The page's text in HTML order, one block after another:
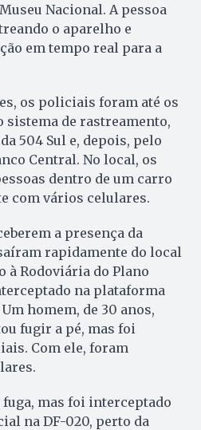
Nacional. A pessoa
o aparelho e
em tempo real para a
os policiais foram até os
de rastreamento,
504 Sul e, depois, pelo
Central. No local, os
dentro de um carro
com vários celulares.
a presença da
rapidamente do local
à Rodoviária do Plano
na plataforma
homem, de 30 anos,
fugir a pé, mas foi
Com ele, foram
mas foi interceptado
na DF-020, perto da